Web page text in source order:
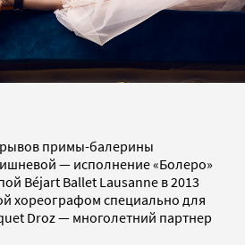
примы-балерины
— исполнение «Болеро»
Béjart Ballet Lausanne в 2013
хореографом специально для
Droz — многолетний партнер